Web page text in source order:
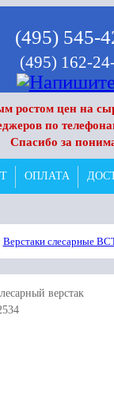
(495) 545-
(495) 162-
ростом цен на
по
Спасибо за
ОПЛАТА
Верстаки слесарные